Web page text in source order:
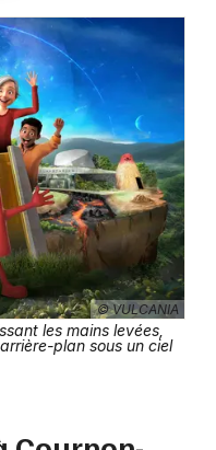
© VULCANIA
les mains levées,
plan sous un ciel